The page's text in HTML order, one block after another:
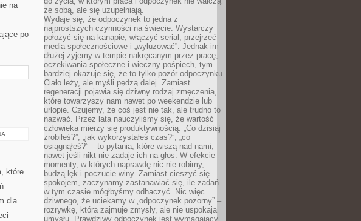
na
po
które
dla
ze sobą, ale się uzupełniają.
Wydaje się, że odpoczynek to jedna z
najprostszych czynności na świecie. Wystarczy
położyć się na kanapie, włączyć serial, przejrzeć
media społecznościowe i „wyluzować”. Jednak im
dłużej żyjemy w tempie nakręcanym przez pracę,
oczekiwania społeczne i wieczny pośpiech, tym
bardziej okazuje się, że to tylko pozór odpoczynku.
Ciało leży, ale myśli pędzą dalej. Zamiast
regeneracji pojawia się dziwny rodzaj zmęczenia,
które towarzyszy nam nawet po weekendzie lub
urlopie. Czujemy, że coś jest nie tak, ale trudno to
nazwać. Przez lata nauczyliśmy się, że wartość
człowieka mierzy się produktywnością. „Co dzisiaj
zrobiłeś?”, „jak wykorzystałeś czas?”, „co
osiągnąłeś?” – to pytania, które wiszą nad nami,
nawet jeśli nikt nie zadaje ich na głos. W efekcie
momenty, w których naprawdę nic nie robimy,
budzą lęk i poczucie winy. Zamiast cieszyć się
spokojem, zaczynamy zastanawiać się, ile zadań
w tym czasie mógłbyśmy odhaczyć. Nic więc
dziwnego, że uciekamy w „odpoczynek pozorny” –
rozrywkę, która zajmuje zmysły, ale nie uspokaja
umysłu. Prawdziwy odpoczynek jest wymagający,